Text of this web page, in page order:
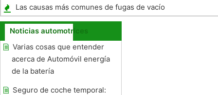
Las causas más comunes de fugas de vacío
en 2005 VW Jetta cuarta generación Jetta
Noticias automotrices
Varias cosas que entender
acerca de Automóvil energía
de la batería
Seguro de coche temporal: